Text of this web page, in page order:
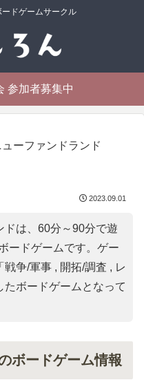
ドゲームサークル
参加者募集中
ューファンドランド
2023.09.01
ドは、60分～90分で遊
ードゲームです。ゲー
戦争/軍事 , 開拓/調査 , レ
たボードゲームとなって
ボードゲーム情報